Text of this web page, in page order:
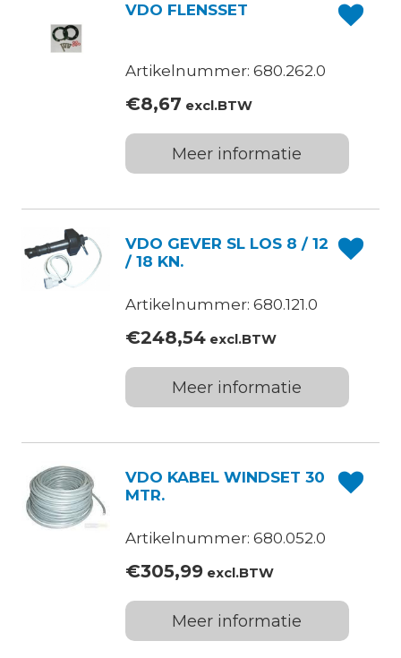
VDO FLENSSET
Artikelnummer: 680.262.0
€8,67 excl.BTW
Meer informatie
VDO GEVER SL LOS 8 / 12
/ 18 KN.
Artikelnummer: 680.121.0
€248,54excl.BTW
Meer informatie
VDO KABEL WINDSET 30
MTR.
Artikelnummer: 680.052.0
€305,99excl.BTW
Meer informatie